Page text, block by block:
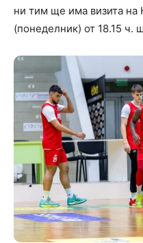
ни тим ще има визита на
(понеделник) от 18.15 ч.